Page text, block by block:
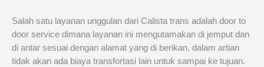
Salah satu layanan unggulan dari Calista trans adalah door to
door service dimana layanan ini mengutamakan di jemput dan
di antar sesuai dengan alamat yang di berikan, dalam artian
tidak akan ada biaya transfortasi lain untuk sampai ke tujuan.